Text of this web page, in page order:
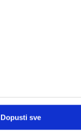
Dopusti sve